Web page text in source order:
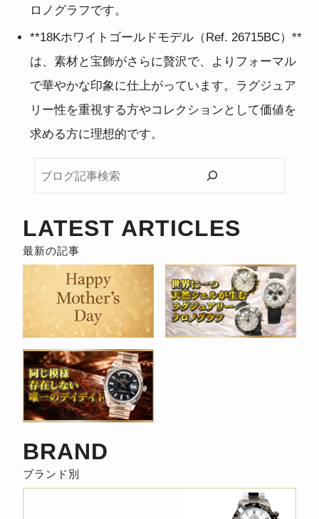
ロノグラフです。
**18Kホワイトゴールドモデル（Ref. 26715BC）**
は、素材と宝飾がさらに贅沢で、よりフォーマル
で華やかな印象に仕上がっています。ラグジュア
リー性を重視する方やコレクションとして価値を
求める方に理想的です。
ロ
記
事
検
索
LATEST ARTICLES
BRAND